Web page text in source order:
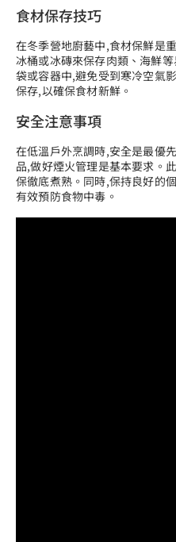
食材保存技巧
在冬季營地廚藝中,食材保鮮是
冰桶或冰磚來保存肉類、海鮮
袋或容器中,避免受到寒冷空氣
保存,以確保食材新鮮。
安全注意事項
在低溫戶外烹調時,安全是最優
品,做好煙火管理是基本要求。
保徹底煮熟。同時,保持良好的
有效預防食物中毒。